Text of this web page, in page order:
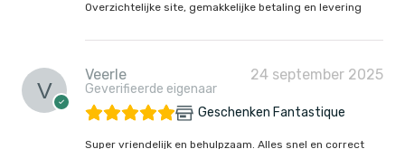
Overzichtelijke site, gemakkelijke betaling en levering
Veerle
Geverifieerde eigenaar
24 september 2025
Geschenken Fantastique
Super vriendelijk en behulpzaam. Alles snel en correct